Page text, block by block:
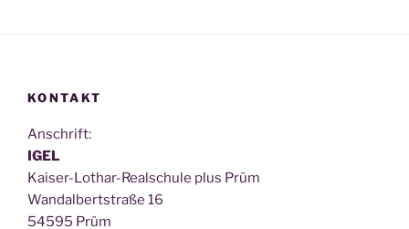
KONTAKT
Anschrift:
IGEL
Kai­ser-Lothar-Real­schu­le plus Prüm
Wan­dal­bert­stra­ße 16
54595 Prüm